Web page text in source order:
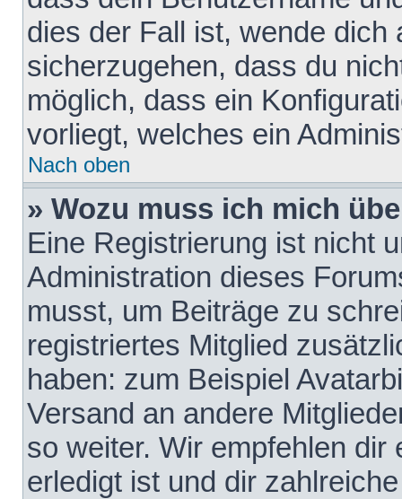
dies der Fall ist, wende dich
sicherzugehen, dass du
möglich, dass ein
vorliegt, welches ein
Nach oben
» Wozu muss ich mich
Eine Registrierung ist nicht
Administration dieses
musst, um Beiträge zu
registriertes Mitglied
haben: zum Beispiel
Versand an andere
so weiter. Wir empfehlen
erledigt ist und dir